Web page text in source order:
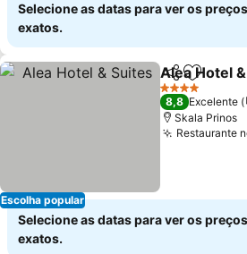
Selecione as datas para ver os preços
exatos.
Escolha popular
Partilhar
Alea Hotel
4 Estrelas
8,8 Excelente
Skala Prinos
Restaurante
Selecione as datas para ver os preços
exatos.